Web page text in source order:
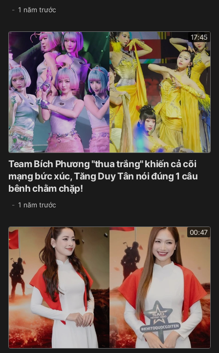
1 năm trước
17:45
Team Bích Phương "thua trắng" khiến cả cõi
mạng bức xúc, Tăng Duy Tân nói đúng 1 câu
bênh chằm chặp!
1 năm trước
00:47